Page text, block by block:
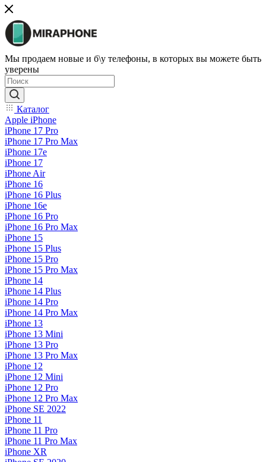
Мы продаем новые и б\у телефоны, в которых вы можете быть
уверены
Каталог
Apple iPhone
iPhone 17 Pro
iPhone 17 Pro Max
iPhone 17e
iPhone 17
iPhone Air
iPhone 16
iPhone 16 Plus
iPhone 16e
iPhone 16 Pro
iPhone 16 Pro Max
iPhone 15
iPhone 15 Plus
iPhone 15 Pro
iPhone 15 Pro Max
iPhone 14
iPhone 14 Plus
iPhone 14 Pro
iPhone 14 Pro Max
iPhone 13
iPhone 13 Mini
iPhone 13 Pro
iPhone 13 Pro Max
iPhone 12
iPhone 12 Mini
iPhone 12 Pro
iPhone 12 Pro Max
iPhone SE 2022
iPhone 11
iPhone 11 Pro
iPhone 11 Pro Max
iPhone XR